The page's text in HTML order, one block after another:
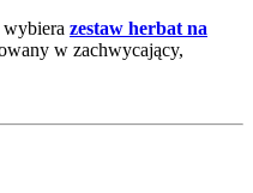
zestaw herbat na
w zachwycający,